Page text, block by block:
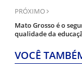
PRÓXIMO
Mato Grosso é o
qualidade da
VOCÊ